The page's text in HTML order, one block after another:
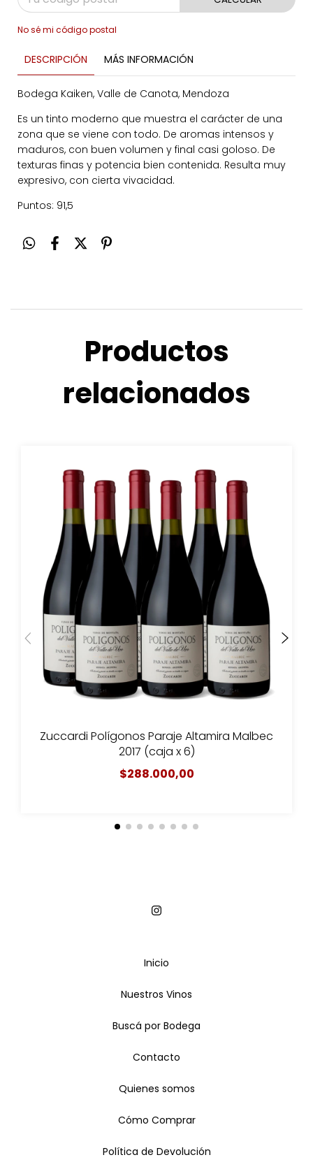
No sé mi código postal
DESCRIPCIÓN MÁS INFORMACIÓN
Bodega Kaiken, Valle de Canota, Mendoza
Es un tinto moderno que muestra el carácter de una
zona que se viene con todo. De aromas intensos y
maduros, con buen volumen y final casi goloso. De
texturas finas y potencia bien contenida. Resulta muy
expresivo, con cierta vivacidad.
Puntos: 91,5
Productos
relacionados
Zuccardi Polígonos Paraje Altamira Malbec
2017 (caja x 6)
$288.000,00
Inicio
Nuestros Vinos
Buscá por Bodega
Contacto
Quienes somos
Cómo Comprar
Política de Devolución